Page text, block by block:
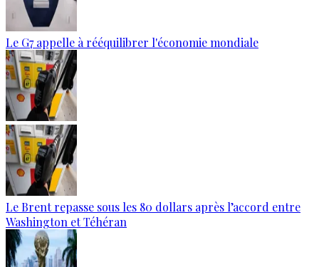
Le G7 appelle à rééquilibrer l'économie mondiale
Le Brent repasse sous les 80 dollars après l’accord entre
Washington et Téhéran